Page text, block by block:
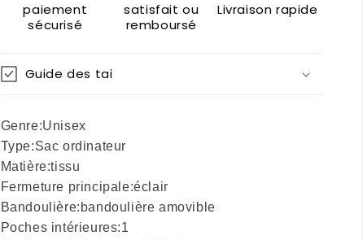
paiement
sécurisé
satisfait ou
remboursé
Livraison rapide
Guide des tai
Genre:Unisex
Type:Sac ordinateur
Matière:tissu
Fermeture principale:éclair
Bandoulière: bandoulière amovible
Poches intérieures:1